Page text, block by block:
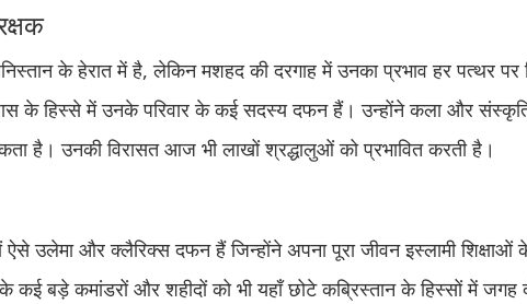
के हेरात में है, लेकिन मशहद की दरगाह में उनका प्रभाव हर पत्थर पर
के हिस्से में उनके परिवार के कई सदस्य दफन हैं। उन्होंने कला और संस्कृति
है। उनकी विरासत आज भी लाखों श्रद्धालुओं को प्रभावित करती है।
उलेमा और क्लैरिक्स दफन हैं जिन्होंने अपना पूरा जीवन इस्लामी शिक्षाओं
बड़े कमांडरों और शहीदों को भी यहाँ छोटे कब्रिस्तान के हिस्सों में जगह